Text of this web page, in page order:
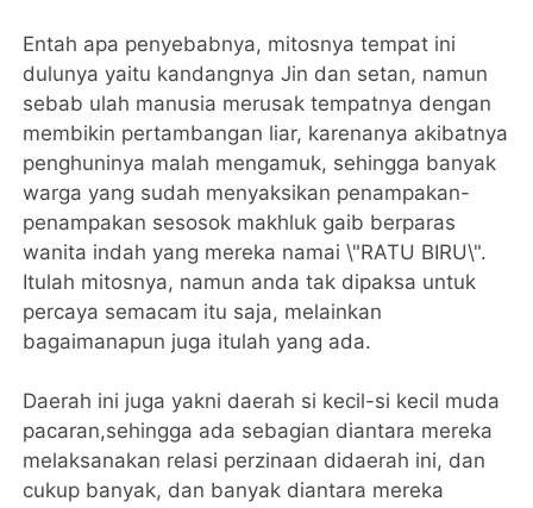
Entah apa penyebabnya, mitosnya tempat ini
dulunya yaitu kandangnya Jin dan setan, namun
sebab ulah manusia merusak tempatnya dengan
membikin pertambangan liar, karenanya akibatnya
penghuninya malah mengamuk, sehingga banyak
warga yang sudah menyaksikan penampakan-
penampakan sesosok makhluk gaib berparas
wanita indah yang mereka namai \"RATU BIRU\".
Itulah mitosnya, namun anda tak dipaksa untuk
percaya semacam itu saja, melainkan
bagaimanapun juga itulah yang ada.
Daerah ini juga yakni daerah si kecil-si kecil muda
pacaran,sehingga ada sebagian diantara mereka
melaksanakan relasi perzinaan didaerah ini, dan
cukup banyak, dan banyak diantara mereka